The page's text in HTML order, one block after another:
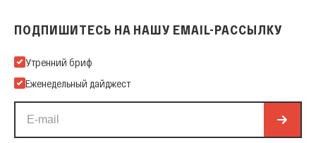
ПОДПИШИТЕСЬ НА НАШУ EMAIL-РАССЫЛКУ
Подпишитесь на нашу Email-рассылку
Утренний бриф
Еженедельный дайджест